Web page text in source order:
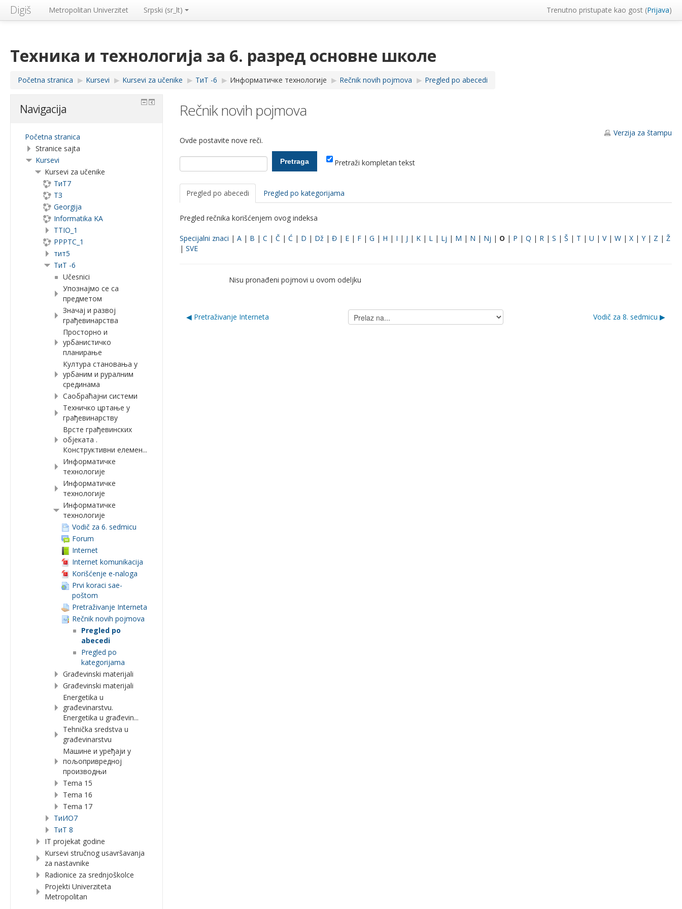
Digiš Trenutno pristupate kao gost (Prijava)
Metropolitan Univerzitet Srpski ‎(sr_lt)‎
Техника и технологија за 6. разред основне школе
Početna stranica ▶︎ Kursevi ▶︎ Kursevi za učenike ▶︎ ТиТ -6 ▶︎ Информатичке технологије ▶︎ Rečnik novih pojmova ▶︎ Pregled po abecedi
Rečnik novih pojmova
Verzija za štampu
Ovde postavite nove reči.
Pretraži kompletan tekst
Pregled po abecedi Pregled po kategorijama
Pregled rečnika korišćenjem ovog indeksa
Specijalni znaci |A | B |C |Č |Ć | D | Dž |Đ | E | F |G | H | I | J | K | L | Lj | M | N | Nj | O | P |Q | R |S |Š | T |U |V|W |X |Y| Z |Ž
|SVE
Nisu pronađeni pojmovi u ovom odeljku
◀︎ Pretraživanje Interneta
Prelaz
na...
Vodič za 8. sedmicu ▶︎
Navigacija
Početna stranica
Stranice sajta
Kursevi
Kursevi za učenike
ТиТ7
ТЗ
Georgija
Informatika KA
TTIO_1
PPPTC_1
тит5
ТиТ -6
Učesnici
Упознајмо се са
предметом
Значај и развој
грађевинарства
Просторно и
урбанистичко
планирање
Култура становања у
урбаним и руралним
срединама
Саобраћајни системи
Техничко цртање у
грађевинарству
Врсте грађевинских
објеката .
Конструктивни елемен...
Информатичке
технологије
Информатичке
технологије
Информатичке
технологије
Vodič za 6. sedmicu
Forum
Internet
Internet komunikacija
Korišćenje e-naloga
Prvi koraci sae-
poštom
Pretraživanje Interneta
Rečnik novih pojmova
Pregled po
abecedi
Pregled po
kategorijama
Građevinski materijali
Građevinski materijali
Energetika u
građevinarstvu.
Energetika u građevin...
Tehnička sredstva u
građevinarstvu
Машине и уређаји у
пољопривредној
производњи
Tema 15
Tema 16
Tema 17
TиИО7
ТиТ 8
IT projekat godine
Kursevi stručnog usavršavanja
za nastavnike
Radionice za srednjoškolce
Projekti Univerziteta
Metropolitan